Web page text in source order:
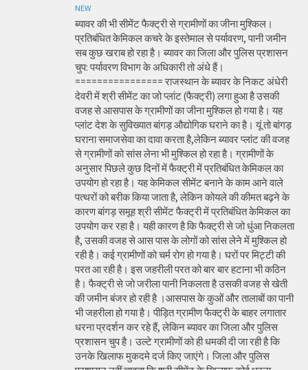
NEW
ब्यावर की भी सीमेंट फैक्ट्री से ग्रामीणों का जीना मुश्किल।
प्रतिबंधित केमिकल कचरे के इस्तेमाल से पर्यावरण, पानी जमीन
सब कुछ खराब हो रहा है। ब्यावर का जिला और पुलिस प्रशासन
चुप: पर्यावरण विभाग के अधिकारी तो अंधे हैं।
================ राजस्थान के ब्यावर के निकट अंधेरी
देवरी में श्री सीमेंट का जो प्लांट (फैक्ट्री) लगा हुआ है उसकी
वजह से आसपास के ग्रामीणों का जीना मुश्किल हो गया है। यह
प्लांट देश के सुविख्यात बांगड़ औद्योगिक घराने का है। यूं तो बांगड़
घराना समाजसेवा का दावा करता है,लेकिन ब्यावर प्लांट की वजह
से ग्रामीणों को सांस लेना भी मुश्किल हो रहा है। ग्रामीणों के
अनुसार पिछले कुछ दिनों में फैक्ट्री में प्रतिबंधित केमिकल का
उपयोग हो रहा है। यह केमिकल सीमेंट बनाने के काम आने वाले
पत्थरों को बरीक किया जाता है, लेकिन कोयले की कीमत बढ़ने के
कारण बांगड़ समूह श्री सीमेंट फैक्ट्री में प्रतिबंधित केमिकल का
उपयोग कर रहा है। यही कारण है कि फैक्ट्री से जो धुंआ निकलता
है, उसकी वजह से आस पास के लोगों को सांस लेने में मुश्किल हो
रही है। कई ग्रामीणों को चर्म रोग हो गया है। घरों पर मिट्टी की
परत आ रही है। इस जहरीली परत को बार बार हटाना भी कठिन
है। फैक्ट्री से जो जरीला पानी निकलता है उसकी वजह से खेती
की जमीन बंजर हो रही है ।आसपास के कुओं और तालाबों का पानी
भी जहरीला हो गया है। पीड़ित ग्रामीण फैक्ट्री के बाहर लगातार
धरना प्रदर्शन कर रहे हैं, लेकिन ब्यावर का जिला और पुलिस
प्रशासन चुप है। उल्टे ग्रामीणों को ही धमकी दी जा रही है कि
उनके खिलाफ मुकदमे दर्ज किए जाएंगे। जिला और पुलिस